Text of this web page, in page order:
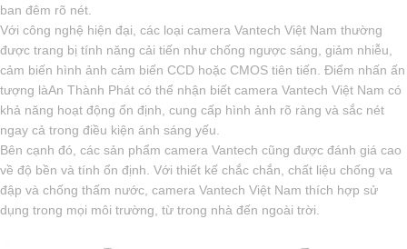
ban đêm rõ nét.
Với công nghệ hiện đại, các loại camera Vantech Việt Nam thường
được trang bị tính năng cải tiến như chống ngược sáng, giảm nhiễu,
cảm biến hình ảnh cảm biến CCD hoặc CMOS tiên tiến. Điểm nhấn ấn
tượng làAn Thành Phát có thể nhận biết camera Vantech Việt Nam có
khả năng hoạt động ổn định, cung cấp hình ảnh rõ ràng và sắc nét
ngay cả trong điều kiện ánh sáng yếu.
Bên cạnh đó, các sản phẩm camera Vantech cũng được đánh giá cao
về độ bền và tính ổn định. Với thiết kế chắc chắn, chất liệu chống va
đập và chống thấm nước, camera Vantech Việt Nam thích hợp sử
dụng trong mọi môi trường, từ trong nhà đến ngoài trời.